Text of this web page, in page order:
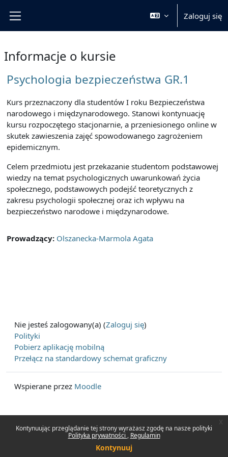
Kontynuując przeglądanie tej strony wyrażasz zgodę na nasze polityki
Polityka prywatności
Regulamin
Kontynuuj
Zaloguj się
Informacje o kursie
Psychologia bezpieczeństwa GR.1
Kurs przeznaczony dla studentów I roku Bezpieczeństwa
narodowego i międzynarodowego. Stanowi kontynuację
kursu rozpoczętego stacjonarnie, a przeniesionego online w
skutek zawieszenia zajęć spowodowanego zagrożeniem
epidemicznym.
Celem przedmiotu jest przekazanie studentom podstawowej
wiedzy na temat psychologicznych uwarunkowań życia
społecznego, podstawowych podejść teoretycznych z
zakresu psychologii społecznej oraz ich wpływu na
bezpieczeństwo narodowe i międzynarodowe.
Prowadzący: Olszanecka-Marmola Agata
Nie jesteś zalogowany(a) (Zaloguj się)
Polityki
Pobierz aplikację mobilną
Przełącz na standardowy schemat graficzny
Wspierane przez Moodle